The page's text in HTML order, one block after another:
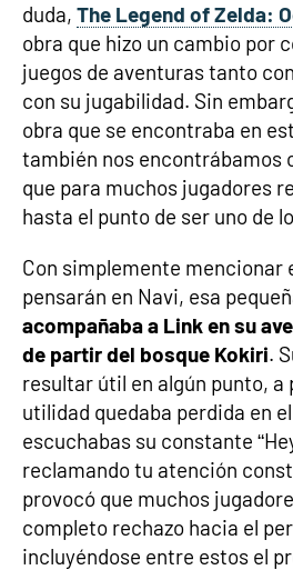
duda, The Legend of Zelda:
obra que hizo un cambio por
juegos de aventuras tanto
con su jugabilidad. Sin
obra que se encontraba en
también nos encontrábamos
que para muchos jugadores
hasta el punto de ser uno de
Con simplemente mencionar
pensarán en Navi, esa
acompañaba a Link en su
de partir del bosque Kokiri.
resultar útil en algún punto, a
utilidad quedaba perdida en
escuchabas su constante
reclamando tu atención
provocó que muchos
completo rechazo hacia el
incluyéndose entre estos el